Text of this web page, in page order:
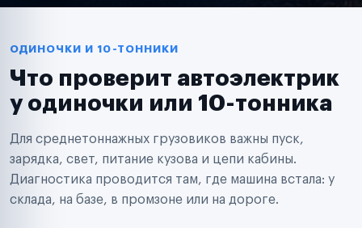
Таксопарки
Автодилеры
Поставщики запчастей
Аренда спецтехники
Ремонт спецтехники
Ритейл-сети
Управляющие компании
Страховые компании
ОДИНОЧКИ И 10-ТОННИКИ
Что проверит автоэлектрик
у одиночки или 10-тонника
Для среднетоннажных грузовиков важны пуск,
зарядка, свет, питание кузова и цепи кабины.
Диагностика проводится там, где машина встала: у
склада, на базе, в промзоне или на дороге.